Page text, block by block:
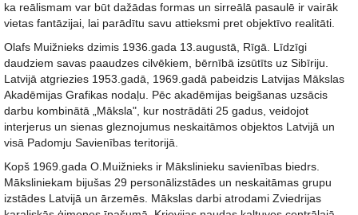
ka reālismam var būt dažādas formas un sirreālā pasaulē ir vairāk
vietas fantāzijai, lai parādītu savu attieksmi pret objektīvo realitāti.
Olafs Muižnieks dzimis 1936.gada 13.augustā, Rīgā. Līdzīgi
daudziem savas paaudzes cilvēkiem, bērnībā izsūtīts uz Sibīriju.
Latvijā atgriezies 1953.gadā, 1969.gadā pabeidzis Latvijas Mākslas
Akadēmijas Grafikas nodaļu. Pēc akadēmijas beigšanas uzsācis
darbu kombinātā „Māksla", kur nostrādāti 25 gadus, veidojot
interjerus un sienas gleznojumus neskaitāmos objektos Latvijā un
visā Padomju Savienības teritorijā.
Kopš 1969.gada O.Muižnieks ir Mākslinieku savienības biedrs.
Māksliniekam bijušas 29 personālizstādes un neskaitāmas grupu
izstādes Latvijā un ārzemēs. Mākslas darbi atrodami Zviedrijas